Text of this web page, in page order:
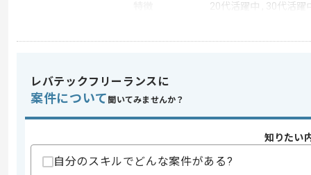
20代活躍中 , 30代活躍
スキル
・ExcelVBAを用いた自動化や業務効率
スキルに不安がある方へ
上記に似た経験やスキルをお持ちであれば申
レバテックフリーランスに
案件について 聞いてみませんか？
知りたい
自分のスキルでどんな案件がある?